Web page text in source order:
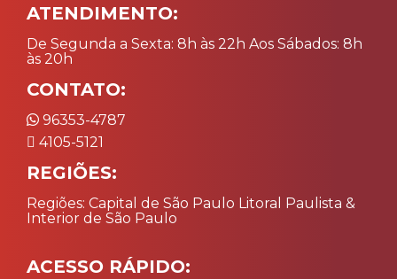
ATENDIMENTO:
De Segunda a Sexta: 8h às 22h Aos Sábados: 8h
às 20h
CONTATO:
96353-4787
4105-5121
REGIÕES:
Regiões: Capital de São Paulo Litoral Paulista &
Interior de São Paulo
ACESSO RÁPIDO: